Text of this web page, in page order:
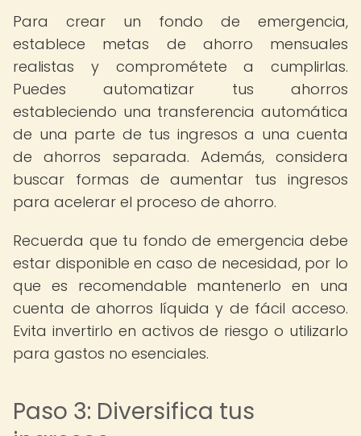
Para crear un fondo de emergencia,
establece metas de ahorro mensuales
realistas y comprométete a cumplirlas.
Puedes automatizar tus ahorros
estableciendo una transferencia automática
de una parte de tus ingresos a una cuenta
de ahorros separada. Además, considera
buscar formas de aumentar tus ingresos
para acelerar el proceso de ahorro.
Recuerda que tu fondo de emergencia debe
estar disponible en caso de necesidad, por lo
que es recomendable mantenerlo en una
cuenta de ahorros líquida y de fácil acceso.
Evita invertirlo en activos de riesgo o utilizarlo
para gastos no esenciales.
Paso 3: Diversifica tus